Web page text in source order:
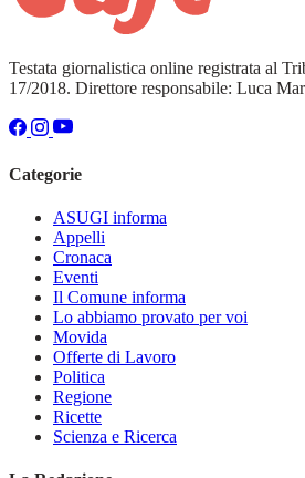
Testata giornalistica online registrata al
17/2018. Direttore responsabile: Luca
Categorie
ASUGI informa
Appelli
Cronaca
Eventi
Il Comune informa
Lo abbiamo provato per voi
Movida
Offerte di Lavoro
Politica
Regione
Ricette
Scienza e Ricerca